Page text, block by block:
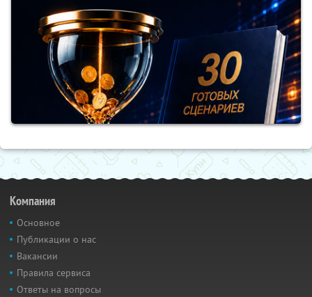
Компания
Основное
Публикации о нас
Вакансии
Правила сервиса
Ответы на вопросы